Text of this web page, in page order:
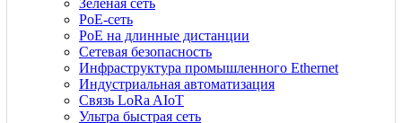
Зелёная сеть
PoE-сеть
PoE на длинные дистанции
Сетевая безопасность
Инфраструктура промышленного Ethernet
Индустриальная автоматизация
Связь LoRa AIoT
Ультра быстрая сеть